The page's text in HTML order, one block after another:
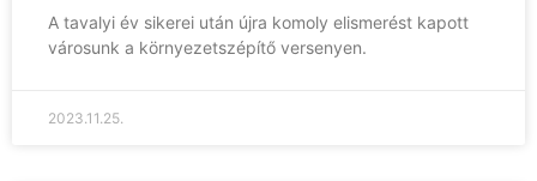
A tavalyi év sikerei után újra komoly elismerést kapott
városunk a környezetszépítő versenyen.
2023.11.25.